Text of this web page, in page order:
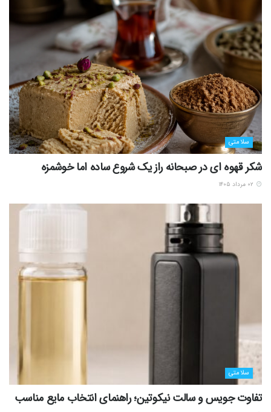
سلامتی
شکر قهوه ای در صبحانه راز یک شروع ساده اما خوشمزه
سلامتی
تفاوت جویس و سالت نیکوتین؛ راهنمای انتخاب مایع مناسب